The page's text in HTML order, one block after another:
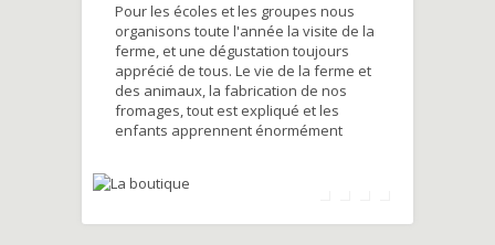
Pour les écoles et les groupes nous
organisons toute l'année la visite de la
ferme, et une dégustation toujours
apprécié de tous. Le vie de la ferme et
des animaux, la fabrication de nos
fromages, tout est expliqué et les
enfants apprennent énormément